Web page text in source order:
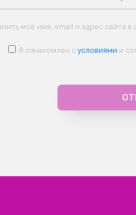
моё имя, email и адрес сайта
Я ознакомлен с условиями и